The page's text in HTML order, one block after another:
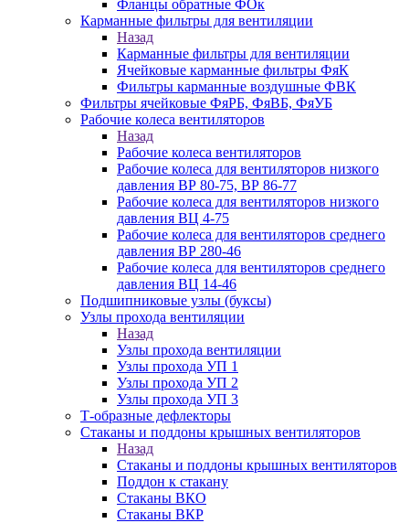
Фланцы обратные ФОк
Карманные фильтры для вентиляции
Назад
Карманные фильтры для вентиляции
Ячейковые карманные фильтры ФяК
Фильтры карманные воздушные ФВК
Фильтры ячейковые ФяРБ, ФяВБ, ФяУБ
Рабочие колеса вентиляторов
Назад
Рабочие колеса вентиляторов
Рабочие колеса для вентиляторов низкого
давления ВР 80-75, ВР 86-77
Рабочие колеса для вентиляторов низкого
давления ВЦ 4-75
Рабочие колеса для вентиляторов среднего
давления ВР 280-46
Рабочие колеса для вентиляторов среднего
давления ВЦ 14-46
Подшипниковые узлы (буксы)
Узлы прохода вентиляции
Назад
Узлы прохода вентиляции
Узлы прохода УП 1
Узлы прохода УП 2
Узлы прохода УП 3
Т-образные дефлекторы
Стаканы и поддоны крышных вентиляторов
Назад
Стаканы и поддоны крышных вентиляторов
Поддон к стакану
Стаканы ВКО
Стаканы ВКР